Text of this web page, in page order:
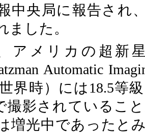
中央局に報告され
ました。
アメリカの超新
Automatic
界時）には18.5等
撮影されているこ
増光中であったと